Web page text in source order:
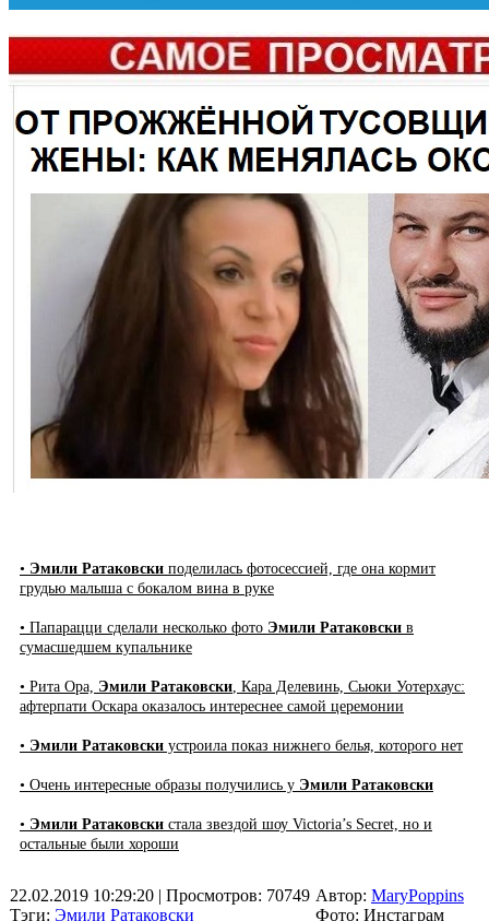
• Эмили Ратаковски поделилась фотосессией, где она кормит
грудью малыша с бокалом вина в руке
• Папарацци сделали несколько фото Эмили Ратаковски в
сумасшедшем купальнике
• Рита Ора, Эмили Ратаковски , Кара Делевинь, Сьюки Уотерхаус:
афтерпати Оскара оказалось интереснее самой церемонии
• Эмили Ратаковски устроила показ нижнего белья, которого нет
• Очень интересные образы получились у Эмили Ратаковски
• Эмили Ратаковски стала звездой шоу Victoria’s Secret, но и
остальные были хороши
22.02.2019 10:29:20 | Просмотров: 70749
Тэги: Эмили Ратаковски
Автор: MaryPoppins
Фото: Инстаграм